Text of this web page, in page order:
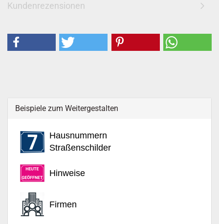
Kundenrezensionen
Beispiele zum Weitergestalten
Hausnummern
Straßenschilder
Hinweise
Firmen